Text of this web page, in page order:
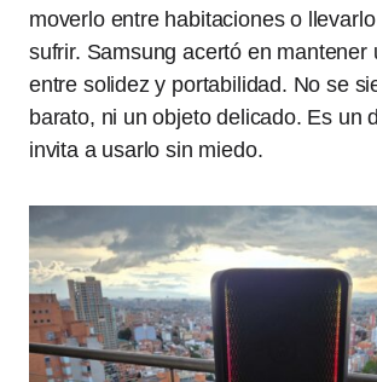
moverlo entre habitaciones o
sufrir. Samsung acertó en mantener
entre solidez y portabilidad. No se
barato, ni un objeto delicado. Es un
invita a usarlo sin miedo.